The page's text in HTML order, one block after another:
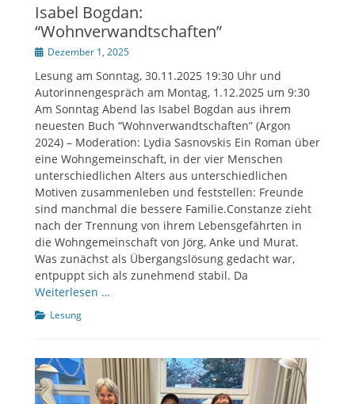
Isabel Bogdan:
“Wohnverwandtschaften”
Veröffentlicht
Dezember 1, 2025
Lesung am Sonntag, 30.11.2025 19:30 Uhr und
Autorinnengespräch am Montag, 1.12.2025 um 9:30
Am Sonntag Abend las Isabel Bogdan aus ihrem
neuesten Buch “Wohnverwandtschaften” (Argon
2024) – Moderation: Lydia Sasnovskis Ein Roman über
eine Wohngemeinschaft, in der vier Menschen
unterschiedlichen Alters aus unterschiedlichen
Motiven zusammenleben und feststellen: Freunde
sind manchmal die bessere Familie.Constanze zieht
nach der Trennung von ihrem Lebensgefährten in
die Wohngemeinschaft von Jörg, Anke und Murat.
Was zunächst als Übergangslösung gedacht war,
entpuppt sich als zunehmend stabil. Da
Weiterlesen …
Kategorien
Lesung